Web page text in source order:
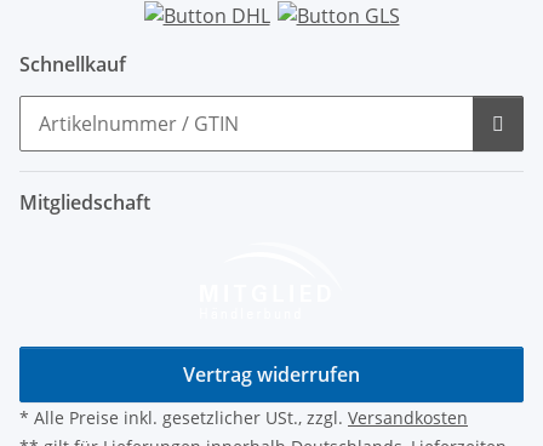
Schnellkauf
Mitgliedschaft
Vertrag widerrufen
* Alle Preise inkl. gesetzlicher USt., zzgl. Versandkosten